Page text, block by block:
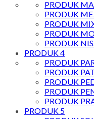
PRODUK
PRODUK
PRODUK
PRODUK
PRODUK
PRODUK 4
PRODUK
PRODUK
PRODUK
PRODUK
PRODUK
PRODUK 5